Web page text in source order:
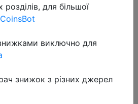
25*2 см
ремешок для
вертолета,
для більшої
виключно для
знижок з різних джерел